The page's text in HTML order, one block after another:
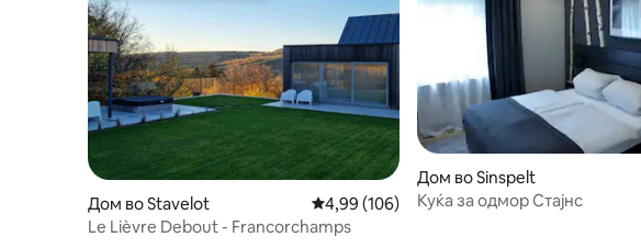
Дом во Stavelot Просечна оцена: 4,99 од 5, 106 рецензии
4,99 (106)
Le Lièvre Debout - Francorchamps
Дом во Sinspelt
Куќа за одмор Стајнс